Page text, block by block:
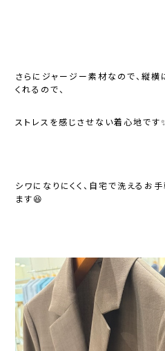
さらにジャージー素材なので、縦
くれるので、
ストレスを感じさせない着心地です
シワになりにくく、自宅で洗えるお
ます😆